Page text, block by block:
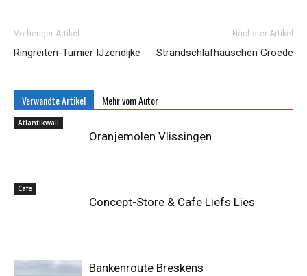
Vorheriger Artikel
Ringreiten-Turnier IJzendijke
Nächster Artikel
Strandschlafhäuschen Groede
Verwandte Artikel Mehr vom Autor
Atlantikwall
Oranjemolen Vlissingen
Cafe
Concept-Store & Cafe Liefs Lies
Bankenroute Breskens